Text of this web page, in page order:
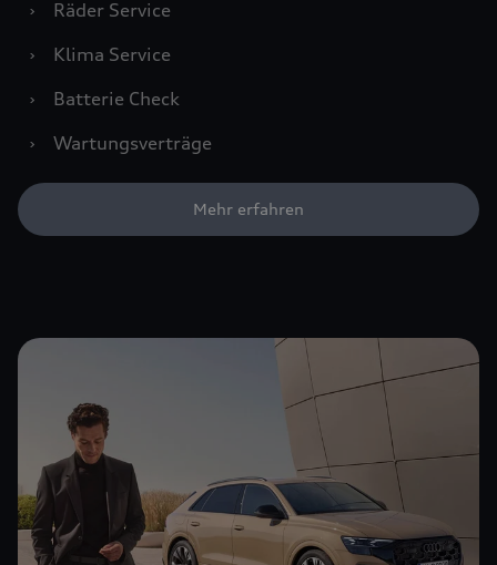
›
Räder Service
›
Klima Service
›
Batterie Check
›
Wartungsverträge
Mehr erfahren